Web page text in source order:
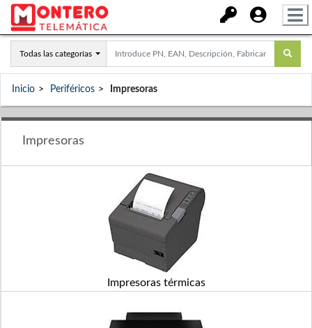
Todas las categorías
Inicio Periféricos Impresoras
Impresoras
Impresoras térmicas